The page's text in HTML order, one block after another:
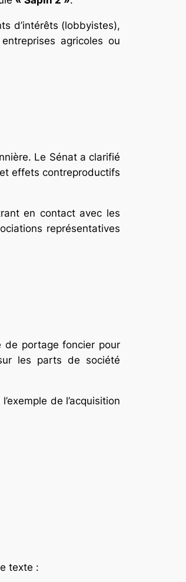
d’intérêts (lobbyistes),
agricoles ou
Le Sénat a clarifié
effets contreproductifs
en contact avec les
représentatives
de portage foncier pour
les parts de société
de l’acquisition
texte :